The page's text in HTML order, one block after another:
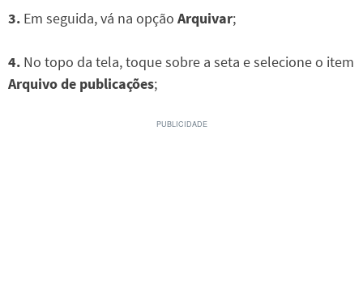
3. Em seguida, vá na opção Arquivar;
4. No topo da tela, toque sobre a seta e selecione o item
Arquivo de publicações;